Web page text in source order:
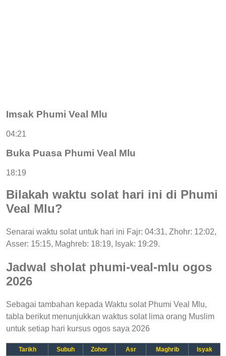
Imsak Phumi Veal Mlu
04:21
Buka Puasa Phumi Veal Mlu
18:19
Bilakah waktu solat hari ini di Phumi
Veal Mlu?
Senarai waktu solat untuk hari ini Fajr: 04:31, Zhohr: 12:02,
Asser: 15:15, Maghreb: 18:19, Isyak: 19:29.
Jadwal sholat phumi-veal-mlu ogos
2026
Sebagai tambahan kepada Waktu solat Phumi Veal Mlu,
tabla berikut menunjukkan waktus solat lima orang Muslim
untuk setiap hari kursus ogos saya 2026
Tarikh Subuh Zohor Asr Maghrib
Isyak